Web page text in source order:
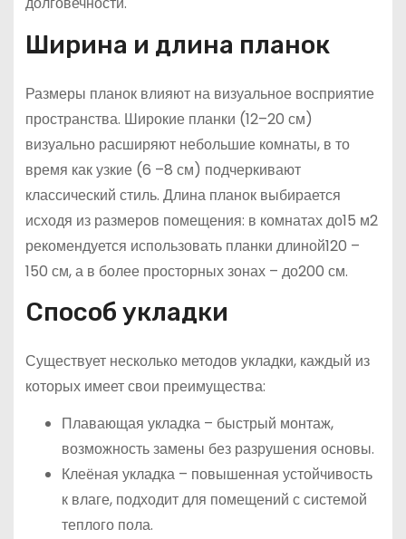
Ширина и длина планок
Размеры планок влияют на визуальное восприятие
пространства. Широкие планки (12–20 см)
визуально расширяют небольшие комнаты, в то
время как узкие (6 –8 см) подчеркивают
классический стиль. Длина планок выбирается
исходя из размеров помещения: в комнатах до15 м2
рекомендуется использовать планки длиной120 –
150 см, а в более просторных зонах – до200 см.
Способ укладки
Существует несколько методов укладки, каждый из
которых имеет свои преимущества:
Плавающая укладка – быстрый монтаж,
возможность замены без разрушения основы.
Клеёная укладка – повышенная устойчивость
к влаге, подходит для помещений с системой
теплого пола.